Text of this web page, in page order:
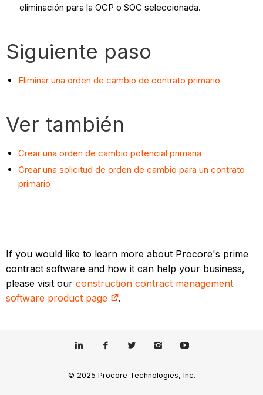
eliminación para la OCP o SOC seleccionada.
Siguiente paso
Eliminar una orden de cambio de contrato primario
Ver también
Crear una orden de cambio potencial primaria
Crear una solicitud de orden de cambio para un contrato
primario
If you would like to learn more about Procore's prime
contract software and how it can help your business,
please visit ourconstruction contract management
software product page
.
© 2025 Procore Technologies, Inc.